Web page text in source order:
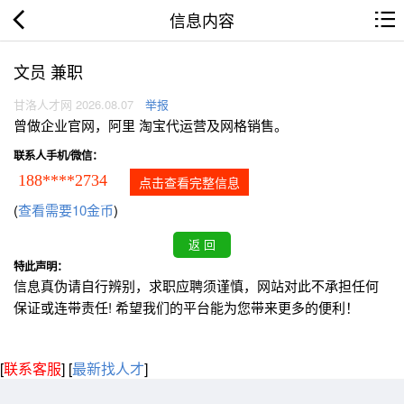
信息内容
文员 兼职
甘洛人才网 2026.08.07 举报
曾做企业官网，阿里 淘宝代运营及网格销售。
联系人手机/微信：
188****2734 点击查看完整信息
(查看需要10金币)
特此声明：
信息真伪请自行辨别，求职应聘须谨慎，网站对此不承担任何
保证或连带责任! 希望我们的平台能为您带来更多的便利！
[联系客服] [最新找人才]